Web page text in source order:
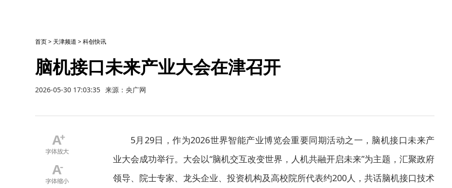
首页> 天津频道 >科创快讯
脑机接口未来产业大会在津召开
2026-05-30 17:03:35 来源：央广网
5月29日，作为2026世界智能产业博览会重要同期活动之一，脑机接口未来产
业大会成功举行。大会以“脑机交互改变世界，人机共融开启未来”为主题，汇聚政府
领导、院士专家、龙头企业、投资机构及高校院所代表约200人，共话脑机接口技术